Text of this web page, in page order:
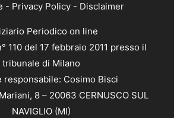
- Privacy Policy- Disclaimer
Periodico on line
110 del 17 febbraio 2011 presso il
tribunale di Milano
responsabile: Cosimo Bisci
8 – 20063 CERNUSCO SUL
NAVIGLIO (MI)